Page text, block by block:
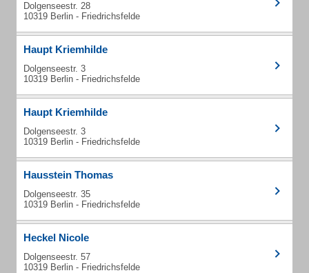
Dolgenseestr. 28
10319 Berlin - Friedrichsfelde
Haupt Kriemhilde
Dolgenseestr. 3
10319 Berlin - Friedrichsfelde
Haupt Kriemhilde
Dolgenseestr. 3
10319 Berlin - Friedrichsfelde
Hausstein Thomas
Dolgenseestr. 35
10319 Berlin - Friedrichsfelde
Heckel Nicole
Dolgenseestr. 57
10319 Berlin - Friedrichsfelde